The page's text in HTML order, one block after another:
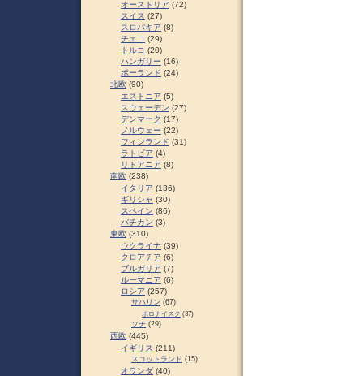
オーストリア (72)
スイス (27)
スロパキア (8)
チェコ (29)
トルコ (20)
ハンガリー (16)
ポーランド (24)
北欧 (90)
エストニア (5)
スウェーデン (27)
デンマーク (17)
ノルウェー (22)
フィンランド (31)
ラトビア (4)
リトアニア (8)
南欧 (238)
イタリア (136)
ギリシャ (30)
スペイン (86)
バチカン (3)
東欧 (310)
ウクライナ (39)
クロアチア (6)
ブルガリア (7)
ルーマニア (6)
ロシア (257)
サハリン (67)
ポロナイスク (37)
ソチ (29)
西欧 (445)
イギリス (211)
スコットランド (15)
オランダ (40)